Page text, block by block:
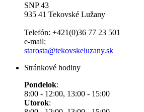
SNP 43
935 41 Tekovské Lužany
Telefón: +421(0)36 77 23 501
e-mail:
starosta@tekovskeluzany.sk
Stránkové hodiny
Pondelok:
8:00 - 12:00, 13:00 - 15:00
Utorok: